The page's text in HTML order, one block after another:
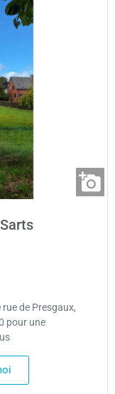
de Presgaux,
pour une